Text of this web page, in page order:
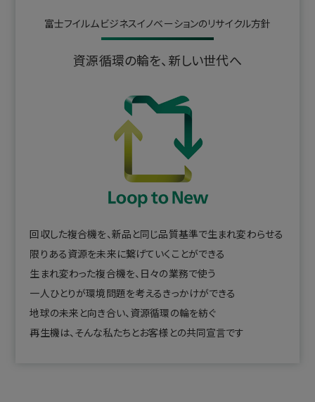
富士フイルムビジネスイノベーションのリサイクル方針
資源循環の輪を、新しい世代へ
回収した複合機を、新品と同じ品質基準で生まれ変わらせる
限りある資源を未来に繋げていくことができる
生まれ変わった複合機を、日々の業務で使う
一人ひとりが環境問題を考えるきっかけができる
地球の未来と向き合い、資源循環の輪を紡ぐ
再生機は、そんな私たちとお客様との共同宣言です